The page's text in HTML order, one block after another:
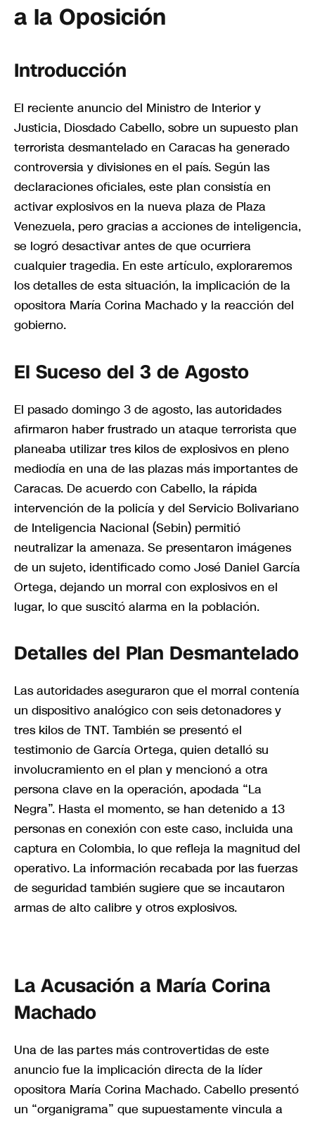
a la Oposición
Introducción
El reciente anuncio del Ministro de Interior y
Justicia, Diosdado Cabello, sobre un supuesto plan
terrorista desmantelado en Caracas ha generado
controversia y divisiones en el país. Según las
declaraciones oficiales, este plan consistía en
activar explosivos en la nueva plaza de Plaza
Venezuela, pero gracias a acciones de inteligencia,
se logró desactivar antes de que ocurriera
cualquier tragedia. En este artículo, exploraremos
los detalles de esta situación, la implicación de la
opositora María Corina Machado y la reacción del
gobierno.
El Suceso del 3 de Agosto
El pasado domingo 3 de agosto, las autoridades
afirmaron haber frustrado un ataque terrorista que
planeaba utilizar tres kilos de explosivos en pleno
mediodía en una de las plazas más importantes de
Caracas. De acuerdo con Cabello, la rápida
intervención de la policía y del Servicio Bolivariano
de Inteligencia Nacional (Sebin) permitió
neutralizar la amenaza. Se presentaron imágenes
de un sujeto, identificado como José Daniel García
Ortega, dejando un morral con explosivos en el
lugar, lo que suscitó alarma en la población.
Detalles del Plan Desmantelado
Las autoridades aseguraron que el morral contenía
un dispositivo analógico con seis detonadores y
tres kilos de TNT. También se presentó el
testimonio de García Ortega, quien detalló su
involucramiento en el plan y mencionó a otra
persona clave en la operación, apodada “La
Negra”. Hasta el momento, se han detenido a 13
personas en conexión con este caso, incluida una
captura en Colombia, lo que refleja la magnitud del
operativo. La información recabada por las fuerzas
de seguridad también sugiere que se incautaron
armas de alto calibre y otros explosivos.
La Acusación a María Corina
Machado
Una de las partes más controvertidas de este
anuncio fue la implicación directa de la líder
opositora María Corina Machado. Cabello presentó
un “organigrama” que supuestamente vincula a